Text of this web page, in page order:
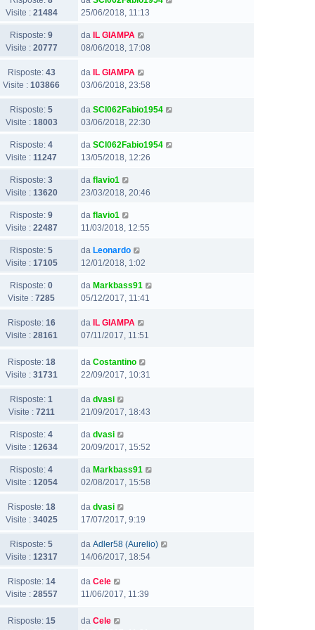
Visite : 21484
25/06/2018, 11:13
Risposte: 9
Visite : 20777
da IL GIAMPA
08/06/2018, 17:08
Risposte: 43
Visite : 103866
da IL GIAMPA
03/06/2018, 23:58
Risposte: 5
Visite : 18003
da SCI062Fabio1954
03/06/2018, 22:30
Risposte: 4
Visite : 11247
da SCI062Fabio1954
13/05/2018, 12:26
Risposte: 3
Visite : 13620
da flavio1
23/03/2018, 20:46
Risposte: 9
Visite : 22487
da flavio1
11/03/2018, 12:55
Risposte: 5
Visite : 17105
da Leonardo
12/01/2018, 1:02
Risposte: 0
Visite : 7285
da Markbass91
05/12/2017, 11:41
Risposte: 16
Visite : 28161
da IL GIAMPA
07/11/2017, 11:51
Risposte: 18
Visite : 31731
da Costantino
22/09/2017, 10:31
Risposte: 1
Visite : 7211
da dvasi
21/09/2017, 18:43
Risposte: 4
Visite : 12634
da dvasi
20/09/2017, 15:52
Risposte: 4
Visite : 12054
da Markbass91
02/08/2017, 15:58
Risposte: 18
Visite : 34025
da dvasi
17/07/2017, 9:19
Risposte: 5
Visite : 12317
da Adler58 (Aurelio)
14/06/2017, 18:54
Risposte: 14
Visite : 28557
da Cele
11/06/2017, 11:39
Risposte: 15
da Cele